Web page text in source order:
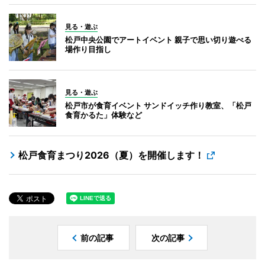
見る・遊ぶ
松戸中央公園でアートイベント 親子で思い切り遊べる
場作り目指し
見る・遊ぶ
松戸市が食育イベント サンドイッチ作り教室、「松戸
食育かるた」体験など
松戸食育まつり2026（夏）を開催します！
前の記事 次の記事